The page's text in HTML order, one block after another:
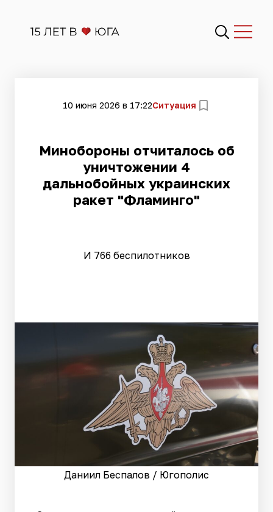
10 июня 2026 в 17:22Ситуация
Минобороны отчиталось об
уничтожении 4
дальнобойных украинских
ракет "Фламинго"
И 766 беспилотников
Даниил Беспалов / Югополис